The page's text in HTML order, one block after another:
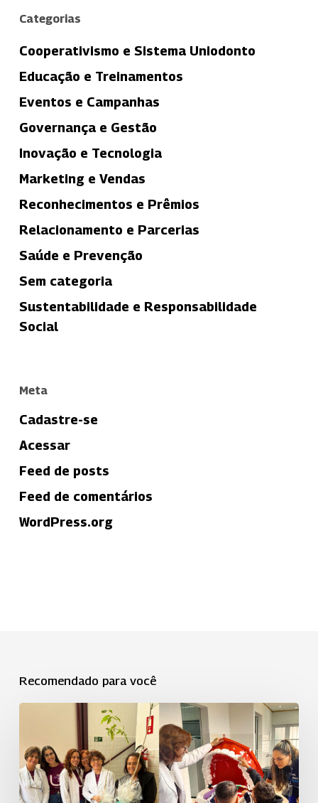
Categorias
Cooperativismo e Sistema Uniodonto
Educação e Treinamentos
Eventos e Campanhas
Governança e Gestão
Inovação e Tecnologia
Marketing e Vendas
Reconhecimentos e Prêmios
Relacionamento e Parcerias
Saúde e Prevenção
Sem categoria
Sustentabilidade e Responsabilidade
Social
Meta
Cadastre-se
Acessar
Feed de posts
Feed de comentários
WordPress.org
Recomendado para você
Uniodonto
Campinas
realiza